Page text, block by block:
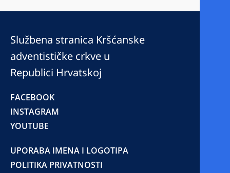
Službena stranica Kršćanske
adventističke crkve u
Republici Hrvatskoj
FACEBOOK
INSTAGRAM
YOUTUBE
UPORABA IMENA I LOGOTIPA
POLITIKA PRIVATNOSTI